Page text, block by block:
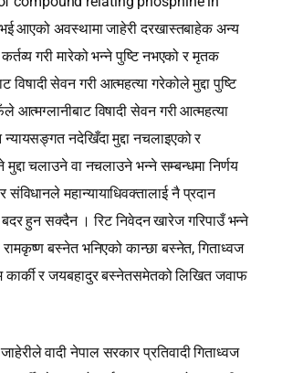
आएको अवस्थामा जाहेरी दरखास्तबाहेक अन्य
गरी मारेको भन्‍ने पुष्टि नभएको र मृतक
सेवन गरी आत्महत्या गरेकोले मुद्दा पुष्टि
विषादी सेवन गरी आत्महत्या
न्यायसङ्गत नदेखिँदा मुद्दा नचलाइएको र
चलाउने वा नचलाउने भन्‍ने सम्बन्धमा निर्णय
संविधानले महान्यायाधिवक्तालाई नै प्रदान
हुन सक्दैन । रिट निवेदन खारेज गरिपाउँ भन्‍ने
रामकृष्ण बस्नेत भनिएको कान्छा बस्नेत, गिताध्वज
कार्की र जयबहादुर बस्नेतसमेतको लिखित जवाफ
वादी नेपाल सरकार प्रतिवादी गिताध्वज